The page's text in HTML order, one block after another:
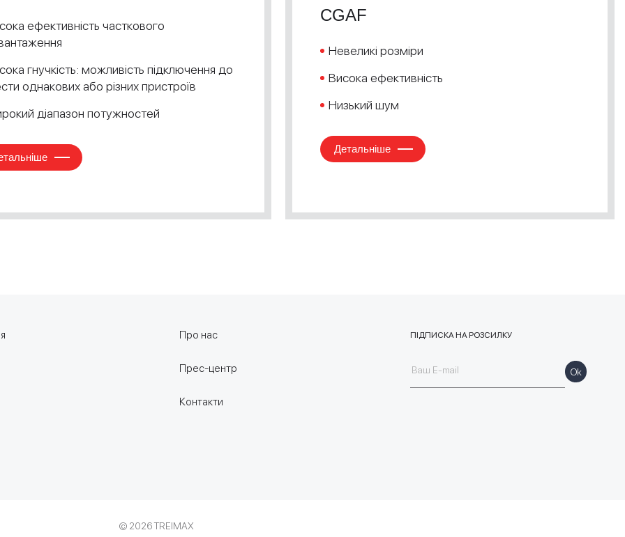
ефективність часткового
гнучкість: можливість підключення до
однакових або різних пристроїв
діапазон потужностей
CGAF
Невеликі розміри
Висока ефективність
Низький шум
Детальніше
Про нас
Прес-центр
Контакти
ПІДПИСКА НА РОЗСИЛКУ
© 2026TREIMAX